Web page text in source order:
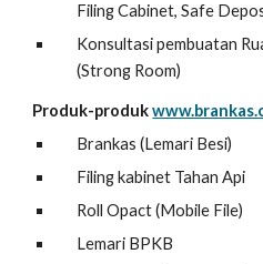
Filing Cabinet, Safe
Konsultasi pembuatan
(Strong Room)
Produk-produk
Brankas (Lemari Besi)
Filing kabinet Tahan Api
Roll Opact (Mobile File)
Lemari BPKB